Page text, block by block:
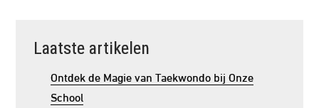
Laatste artikelen
Ontdek de Magie van Taekwondo bij Onze
School